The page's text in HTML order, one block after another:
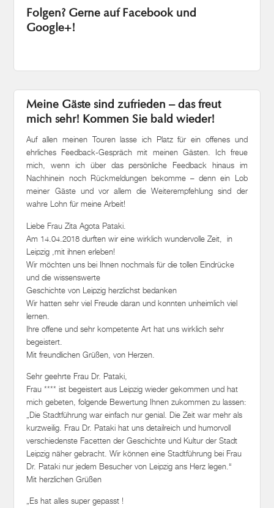
Folgen? Gerne auf Facebook und
Google+!
Meine Gäste sind zufrieden – das freut
mich sehr! Kommen Sie bald wieder!
Auf allen meinen Touren lasse ich Platz für ein offenes und
ehrliches Feedback-Gespräch mit meinen Gästen. Ich freue
mich, wenn ich über das persönliche Feedback hinaus im
Nachhinein noch Rückmeldungen bekomme – denn ein Lob
meiner Gäste und vor allem die Weiterempfehlung sind der
wahre Lohn für meine Arbeit!
Liebe Frau Zita Agota Pataki.
Am 14.04.2018 durften wir eine wirklich wundervolle Zeit, in
Leipzig ,mit ihnen erleben!
Wir möchten uns bei Ihnen nochmals für die tollen Eindrücke
und die wissenswerte
Geschichte von Leipzig herzlichst bedanken
Wir hatten sehr viel Freude daran und konnten unheimlich viel
lernen.
Ihre offene und sehr kompetente Art hat uns wirklich sehr
begeistert.
Mit freundlichen Grüßen, von Herzen.
Sehr geehrte Frau Dr. Pataki,
Frau **** ist begeistert aus Leipzig wieder gekommen und hat
mich gebeten, folgende Bewertung Ihnen zukommen zu lassen:
„Die Stadtführung war einfach nur genial. Die Zeit war mehr als
kurzweilig. Frau Dr. Pataki hat uns detailreich und humorvoll
verschiedenste Facetten der Geschichte und Kultur der Stadt
Leipzig näher gebracht. Wir können eine Stadtführung bei Frau
Dr. Pataki nur jedem Besucher von Leipzig ans Herz legen.“
Mit herzlichen Grüßen
„Es hat alles super gepasst !